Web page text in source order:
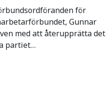
för
Gunnar
med att återupprätta det
partiet…